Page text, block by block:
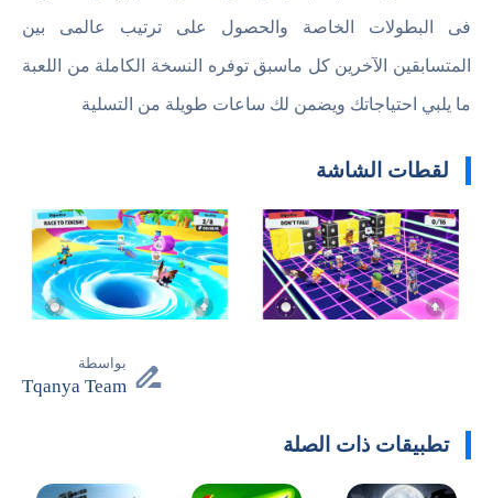
فى البطولات الخاصة والحصول على ترتيب عالمى بين
المتسابقين الآخرين كل ماسبق توفره النسخة الكاملة من اللعبة
ما يلبي احتياجاتك ويضمن لك ساعات طويلة من التسلية
لقطات الشاشة
بواسطة
Tqanya Team
تطبيقات ذات الصلة